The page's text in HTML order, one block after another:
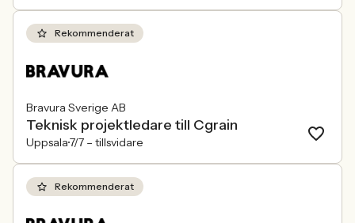
Rekommenderat
Bravura Sverige AB
Teknisk projektledare till Cgrain
Uppsala7/7 – tillsvidare
Rekommenderat